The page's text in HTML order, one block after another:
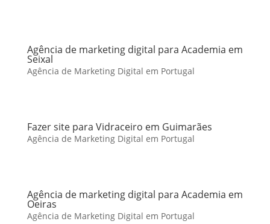
Agência de marketing digital para Academia em
Seixal
Agência de Marketing Digital em Portugal
Fazer site para Vidraceiro em Guimarães
Agência de Marketing Digital em Portugal
Agência de marketing digital para Academia em
Oeiras
Agência de Marketing Digital em Portugal